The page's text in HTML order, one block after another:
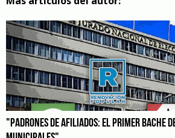
"PADRONES DE AFILIADOS: EL PRIMER BACHE